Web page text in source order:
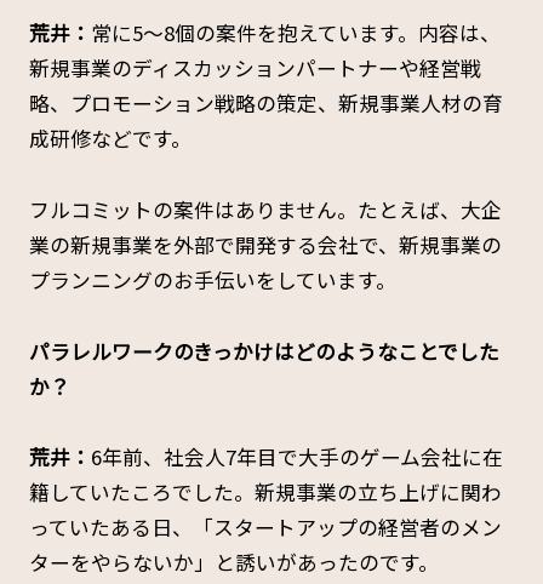
荒井： 常に5～8個の案件を抱えています。内容は、
新規事業のディスカッションパートナーや経営戦
略、プロモーション戦略の策定、新規事業人材の育
成研修などです。
フルコミットの案件はありません。たとえば、大企
業の新規事業を外部で開発する会社で、新規事業の
プランニングのお手伝いをしています。
――パラレルワークのきっかけはどのようなことでした
か？
荒井： 6年前、社会人7年目で大手のゲーム会社に在
籍していたころでした。新規事業の立ち上げに関わ
っていたある日、「スタートアップの経営者のメン
ターをやらないか」と誘いがあったのです。